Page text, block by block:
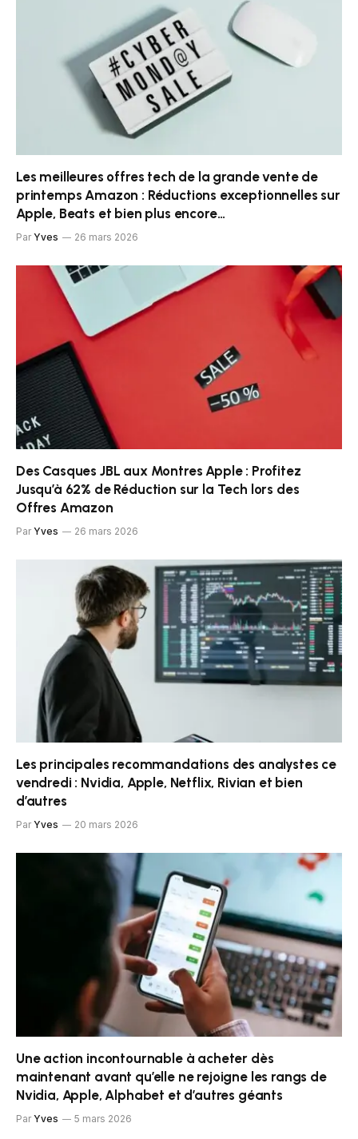
Les meilleures offres tech de la grande vente de
printemps Amazon : Réductions exceptionnelles sur
Apple, Beats et bien plus encore…
Par Yves 26 mars 2026
Des Casques JBL aux Montres Apple : Profitez
Jusqu’à 62% de Réduction sur la Tech lors des
Offres Amazon
Par Yves 26 mars 2026
Les principales recommandations des analystes ce
vendredi : Nvidia, Apple, Netflix, Rivian et bien
d’autres
Par Yves 20 mars 2026
Une action incontournable à acheter dès
maintenant avant qu’elle ne rejoigne les rangs de
Nvidia, Apple, Alphabet et d’autres géants
Par Yves 5 mars 2026